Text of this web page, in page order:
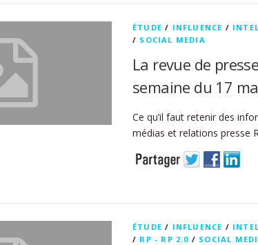
ÉTUDE / INFLUENCE /
/ SOCIAL MEDIA
La revue de
semaine du 17
Ce qu’il faut retenir des
médias et relations presse
ÉTUDE / INFLUENCE /
/ RP - RP 2.0 / SOCIAL